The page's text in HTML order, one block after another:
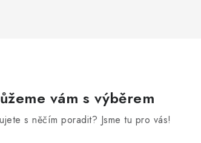
vám s výběrem
s něčím poradit? Jsme tu pro vás!